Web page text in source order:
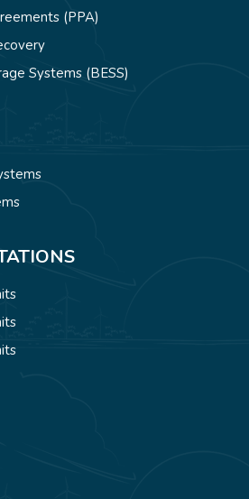
(PPA)
Systems (BESS)